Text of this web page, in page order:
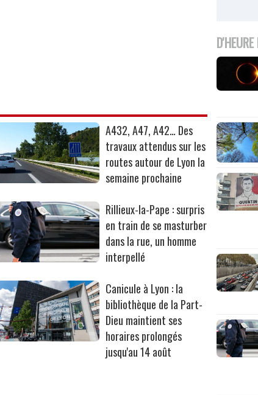
A432, A47, A42… Des
travaux attendus sur les
routes autour de Lyon la
semaine prochaine
Rillieux-la-Pape : surpris
en train de se masturber
dans la rue, un homme
interpellé
Canicule à Lyon : la
bibliothèque de la Part-
Dieu maintient ses
horaires prolongés
jusqu'au 14 août